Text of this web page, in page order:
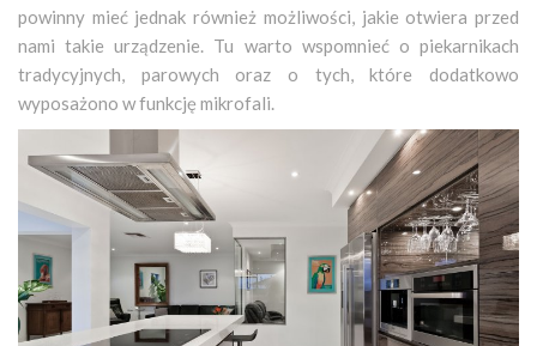
powinny mieć jednak również możliwości, jakie otwiera przed
nami takie urządzenie. Tu warto wspomnieć o piekarnikach
tradycyjnych, parowych oraz o tych, które dodatkowo
wyposażono w funkcję mikrofali.